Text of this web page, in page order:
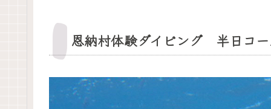
恩納村体験ダイビング 半日コ